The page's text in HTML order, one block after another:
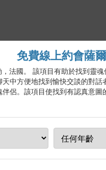
免費線上約會薩
法國。 該項目有助於找到靈
中方便地找到愉快交談的對
侶。該項目使找到有認真意